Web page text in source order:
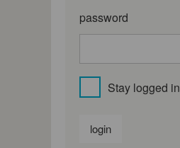
password
Stay logged in
login